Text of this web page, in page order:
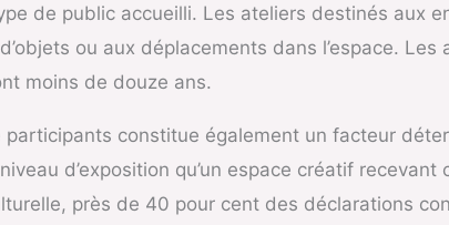
de public accueilli. Les ateliers destinés aux
ou aux déplacements dans l’espace.
moins de douze ans.
participants constitue également un facteur
d’exposition qu’un espace créatif
près de 40 pour cent des déclarations